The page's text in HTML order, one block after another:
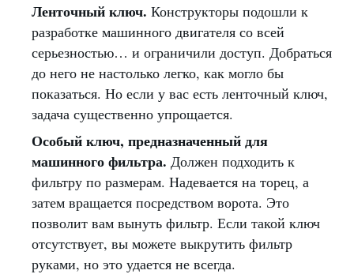
Ленточный ключ. Конструкторы подошли к
разработке машинного двигателя со всей
серьезностью… и ограничили доступ. Добраться
до него не настолько легко, как могло бы
показаться. Но если у вас есть ленточный ключ,
задача существенно упрощается.
Особый ключ, предназначенный для
машинного фильтра. Должен подходить к
фильтру по размерам. Надевается на торец, а
затем вращается посредством ворота. Это
позволит вам вынуть фильтр. Если такой ключ
отсутствует, вы можете выкрутить фильтр
руками, но это удается не всегда.